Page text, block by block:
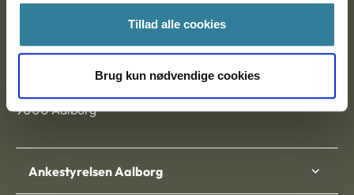
Tillad alle cookies
Brug kun nødvendige cookies
Postadresse:
9000 Aalborg
Ankestyrelsen Aalborg